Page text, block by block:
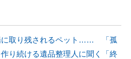
に取り残されるペット…… 「孤
り続ける遺品整理人に聞く「終